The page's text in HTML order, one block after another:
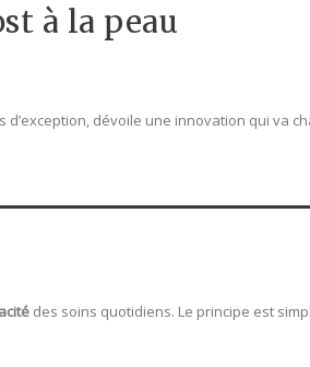
à la peau
dévoile une innovation qui va
des soins quotidiens. Le principe est